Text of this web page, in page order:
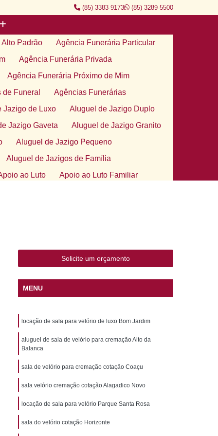
(85) 3383-9173 (85) 3289-5500
Padrão
Agência Funerária Particular
Agência Funerária Privada
Agência Funerária Próximo de Mim
Funeral
Agências Funerárias
Jazigo de Luxo
Aluguel de Jazigo Duplo
Jazigo Gaveta
Aluguel de Jazigo Granito
Aluguel de Jazigo Pequeno
Aluguel de Jazigos de Família
ao Luto
Apoio ao Luto Familiar
Alto Padrão
Caixão de Madeira Branco
Caixão de Madeira Pré Fabricado
Madeira
Caixão Infantil com Acabamento Laqueado
Infantil com Alças Decorativas
à Mão
Infantis Caixão
Caixão de Luxo
Caixão em Ceará
Caixão em Fortaleza
para Cremação
Caixão para Enterro
Solicite um orçamento
MENU
locação de sala para velório de luxo Bom Jardim
aluguel de sala de velório para cremação Alto da
Balanca
sala de velório para cremação cotação Coaçu
sala velório cremação cotação Alagadico Novo
locação de sala para velório Parque Santa Rosa
sala do velório cotação Horizonte